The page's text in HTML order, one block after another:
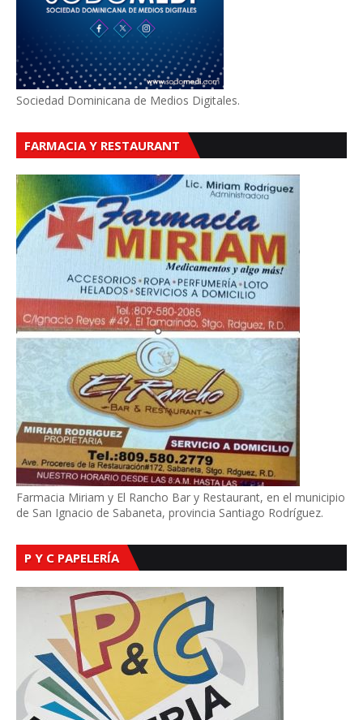
Sociedad Dominicana de Medios Digitales.
FARMACIA Y RESTAURANT
Farmacia Miriam y El Rancho Bar y Restaurant, en el municipio
de San Ignacio de Sabaneta, provincia Santiago Rodríguez.
P Y C PAPELERÍA